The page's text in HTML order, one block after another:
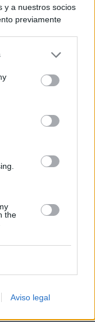
y a nuestros socios
previamente
que algún
derecho de
se aplicarán
este sitio web o
the
Aviso legal